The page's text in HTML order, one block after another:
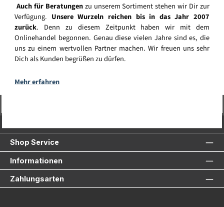
Auch für Beratungenzu unserem Sortiment stehen wir Dir zur
Verfügung. Unsere Wurzeln reichen bis in das Jahr 2007
zurück. Denn zu diesem Zeitpunkt haben wir mit dem
Onlinehandel begonnen. Genau diese vielen Jahre sind es, die
uns zu einem wertvollen Partner machen. Wir freuen uns sehr
Dich als Kunden begrüßen zu dürfen.
Mehr erfahren
Shop Service
Informationen
Zahlungsarten